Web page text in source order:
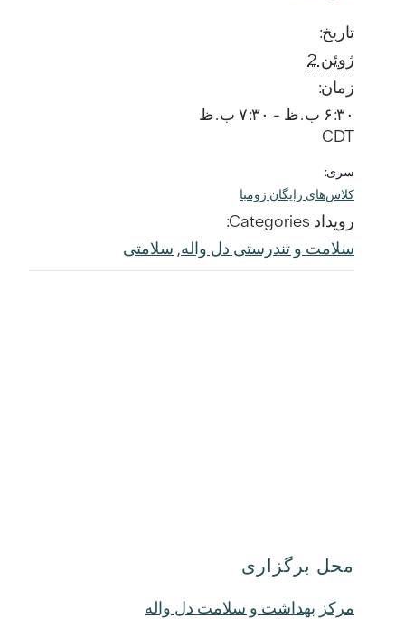
تاریخ:
ژوئن 2
زمان:
۶:۳۰ ب.ظ - ۷:۳۰ ب.ظ
CDT
سری:
کلاس‌های رایگان زومبا
رویداد Categories:
سلامت و تندرستی دل واله, سلامتی
محل برگزاری
مرکز بهداشت و سلامت دل واله